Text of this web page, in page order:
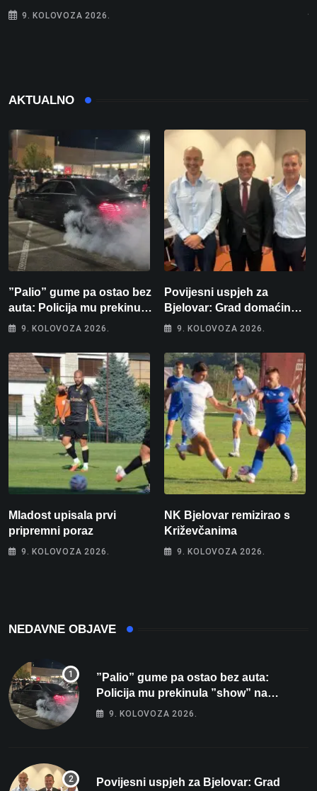
9. KOLOVOZA 2026.
AKTUALNO
”Palio” gume pa ostao bez
auta: Policija mu prekinula
”show” na parkingu u
9. KOLOVOZA 2026.
Povijesni uspjeh za
Bjelovar: Grad domaćin
Europskog juniorskog
9. KOLOVOZA 2026.
Mladost upisala prvi
pripremni poraz
9. KOLOVOZA 2026.
NK Bjelovar remizirao s
Križevčanima
9. KOLOVOZA 2026.
NEDAVNE OBJAVE
”Palio” gume pa ostao bez auta:
Policija mu prekinula ”show” na
parkingu u Bjelovaru
9. KOLOVOZA 2026.
Povijesni uspjeh za Bjelovar: Grad